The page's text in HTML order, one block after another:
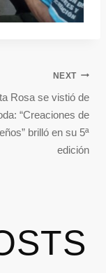
NEXT
Rosa se vistió de
“Creaciones de
brilló en su 5ª
edición